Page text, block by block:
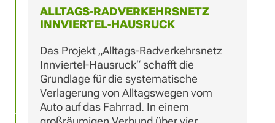
ALLTAGS-RADVERKEHRSNETZ
INNVIERTEL-HAUSRUCK
Das Projekt „Alltags-Radverkehrsnetz
Innviertel-Hausruck“ schafft die
Grundlage für die systematische
Verlagerung von Alltagswegen vom
Auto auf das Fahrrad. In einem